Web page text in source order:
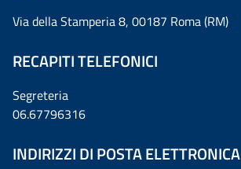
Via della Stamperia 8, 00187 Roma (RM)
RECAPITI TELEFONICI
Segreteria
06.67796316
INDIRIZZI DI POSTA ELETTRONICA